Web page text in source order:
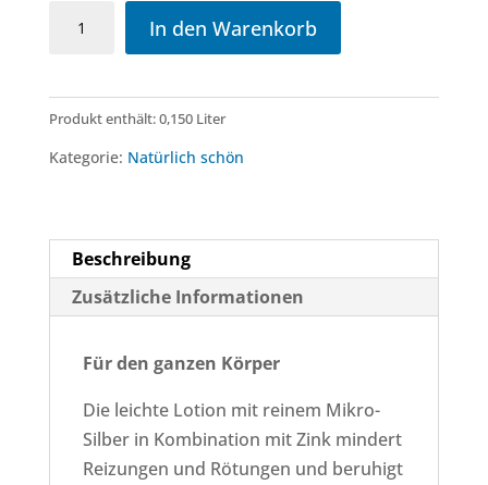
In den Warenkorb
Produkt enthält: 0,150 Liter
Kategorie: Natürlich schön
Beschreibung
Zusätzliche Informationen
Für den ganzen Körper
Die leichte Lotion mit reinem Mikro-
Silber in Kombination mit Zink mindert
Reizungen und Rötungen und beruhigt